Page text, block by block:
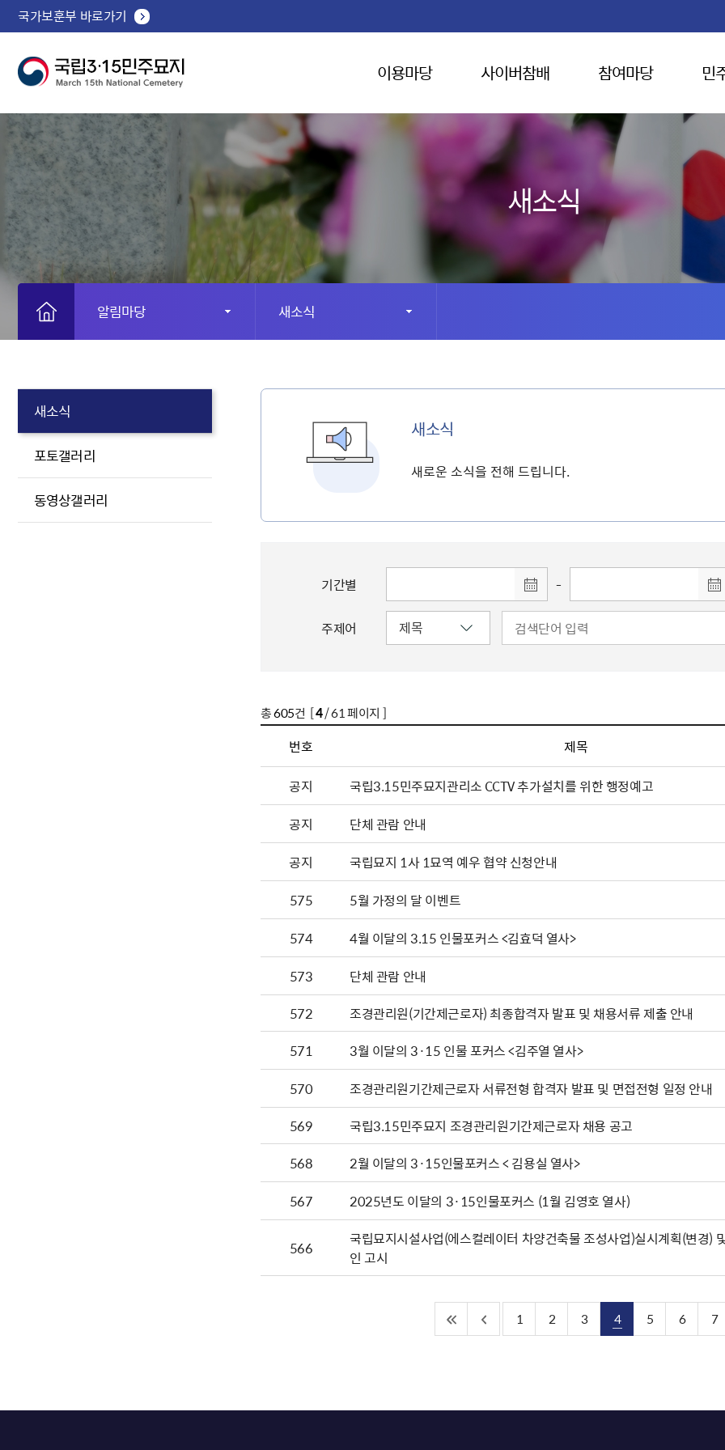
국가보훈부 바로가기
이용마당 사이버참배 참여마당 민
새소식
알림마당 새소식
새소식
포토갤러리
동영상갤러리
새소식
새로운 소식을 전해 드립니다.
기간별 -
주제어
총605건 [4/ 61 페이지 ]
번호 제목
공지
국립3.15민주묘지관리소 CCTV 추가설치를 위한 행정예고
공지
단체 관람 안내
공지
국립묘지 1사 1묘역 예우 협약 신청안내
575
5월 가정의 달 이벤트
574
4월 이달의 3.15 인물포커스 <김효덕 열사>
573
단체 관람 안내
572
조경관리원(기간제근로자) 최종합격자 발표 및 채용서류 제출 안내
571
3월 이달의 3·15 인물 포커스 <김주열 열사>
570
조경관리원기간제근로자 서류전형 합격자 발표 및 면접전형 일정 안내
569
국립3.15민주묘지 조경관리원기간제근로자 채용 공고
568
2월 이달의 3·15인물포커스 < 김용실 열사>
567
2025년도 이달의 3·15인물포커스 (1월 김영호 열사)
566
국립묘지시설사업(에스컬레이터 차양건축물 조성사업)실시계획(변경)
인 고시
1 2 3 4 5 6 7